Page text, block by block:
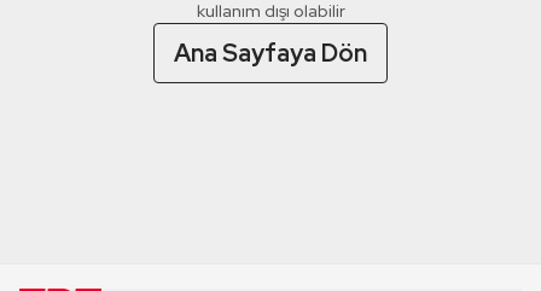
kullanım dışı olabilir
Ana Sayfaya Dön